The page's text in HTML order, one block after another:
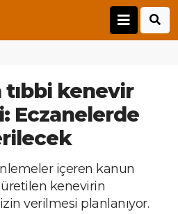
tıbbi kenevir
Eczanelerde
içeren kanun
kenevirin
verilmesi planlanıyor.